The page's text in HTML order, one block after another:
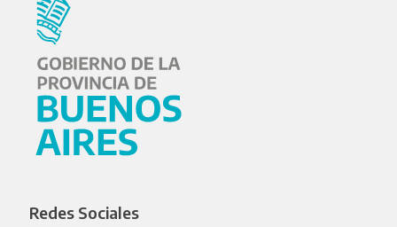
Redes Sociales